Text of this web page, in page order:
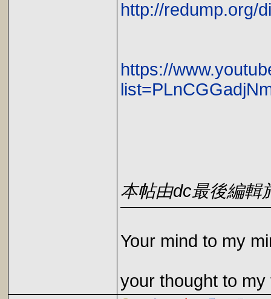
http://redump.org/
https://
本帖由dc最後編輯
Your mind to my
your thought to my